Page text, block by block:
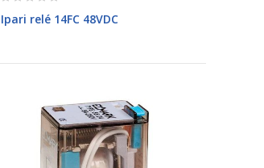
Ipari relé 14FC 48VDC